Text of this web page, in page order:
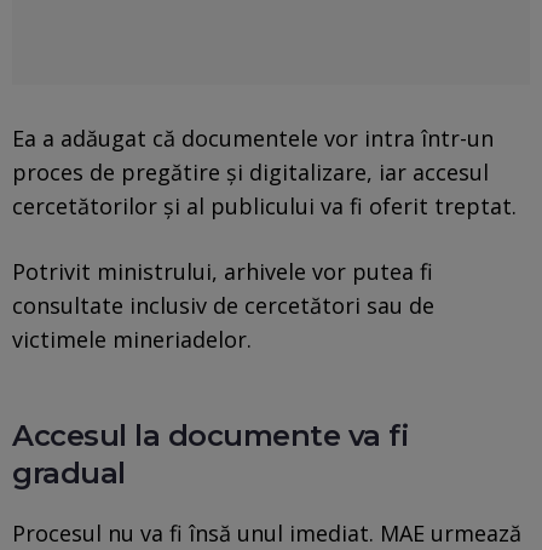
Ea a adăugat că documentele vor intra într-un
proces de pregătire și digitalizare, iar accesul
cercetătorilor și al publicului va fi oferit treptat.
Potrivit ministrului, arhivele vor putea fi
consultate inclusiv de cercetători sau de
victimele mineriadelor.
Accesul la documente va fi
gradual
Procesul nu va fi însă unul imediat. MAE urmează